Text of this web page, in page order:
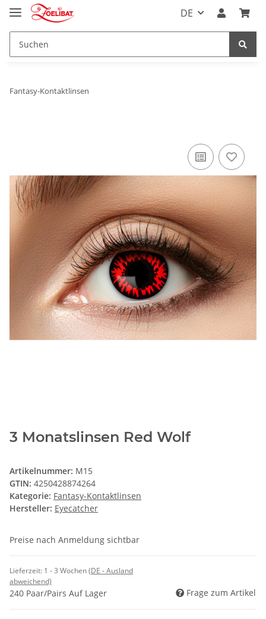
DE
Fantasy-Kontaktlinsen
3 Monatslinsen Red Wolf
Artikelnummer: M15
GTIN: 4250428874264
Kategorie: Fantasy-Kontaktlinsen
Hersteller: Eyecatcher
Preise nach Anmeldung sichtbar
Lieferzeit: 1 - 3 Wochen(DE - Ausland
abweichend)
240 Paar/Pairs Auf Lager Frage zum Artikel